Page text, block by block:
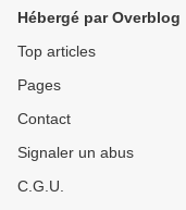
Hébergé par Overblog
Top articles
Pages
Contact
Signaler un abus
C.G.U.